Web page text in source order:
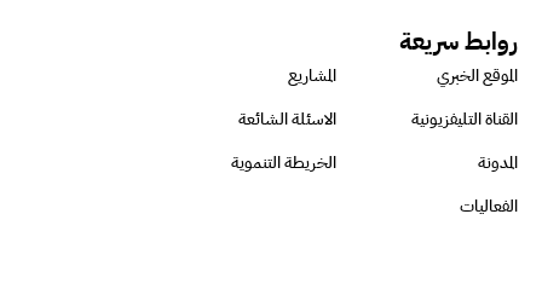
روابط سريعة
الموقع الخبري
المشاريع
القناة التليفزيونية
الاسئلة الشائعة
المدونة
الخريطة التنموية
الفعاليات